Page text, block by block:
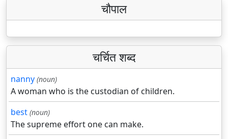
चौपाल
चर्चित शब्द
nanny (noun)
A woman who is the custodian of children.
best (noun)
The supreme effort one can make.